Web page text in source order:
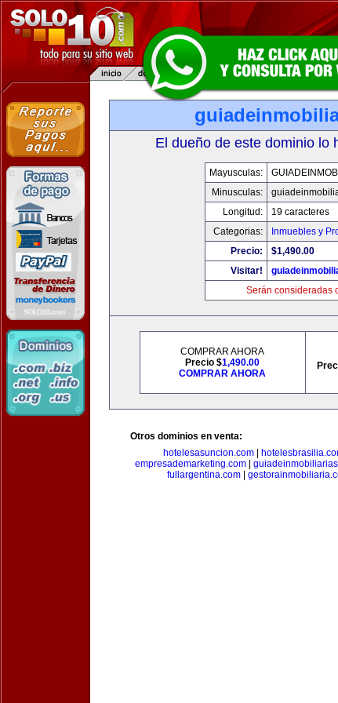
El dueño de este dominio lo
Mayusculas:
Minusculas:
Longitud:
19 caracteres
Categorias:
Inmuebles y
Precio:
$1,490.00
Visitar!
Serán consideradas
COMPRAR AHORA
Precio $1,490.00
COMPRAR AHORA
Otros dominios en venta:
hotelesasuncion.com|
empresademarketing.com|
fullargentina.com